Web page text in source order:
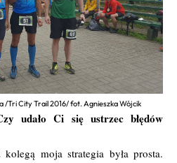
/Tri City Trail 2016/ fot. Agnieszka Wójcik
udało Ci się ustrzec błędów
moja strategia była prosta.